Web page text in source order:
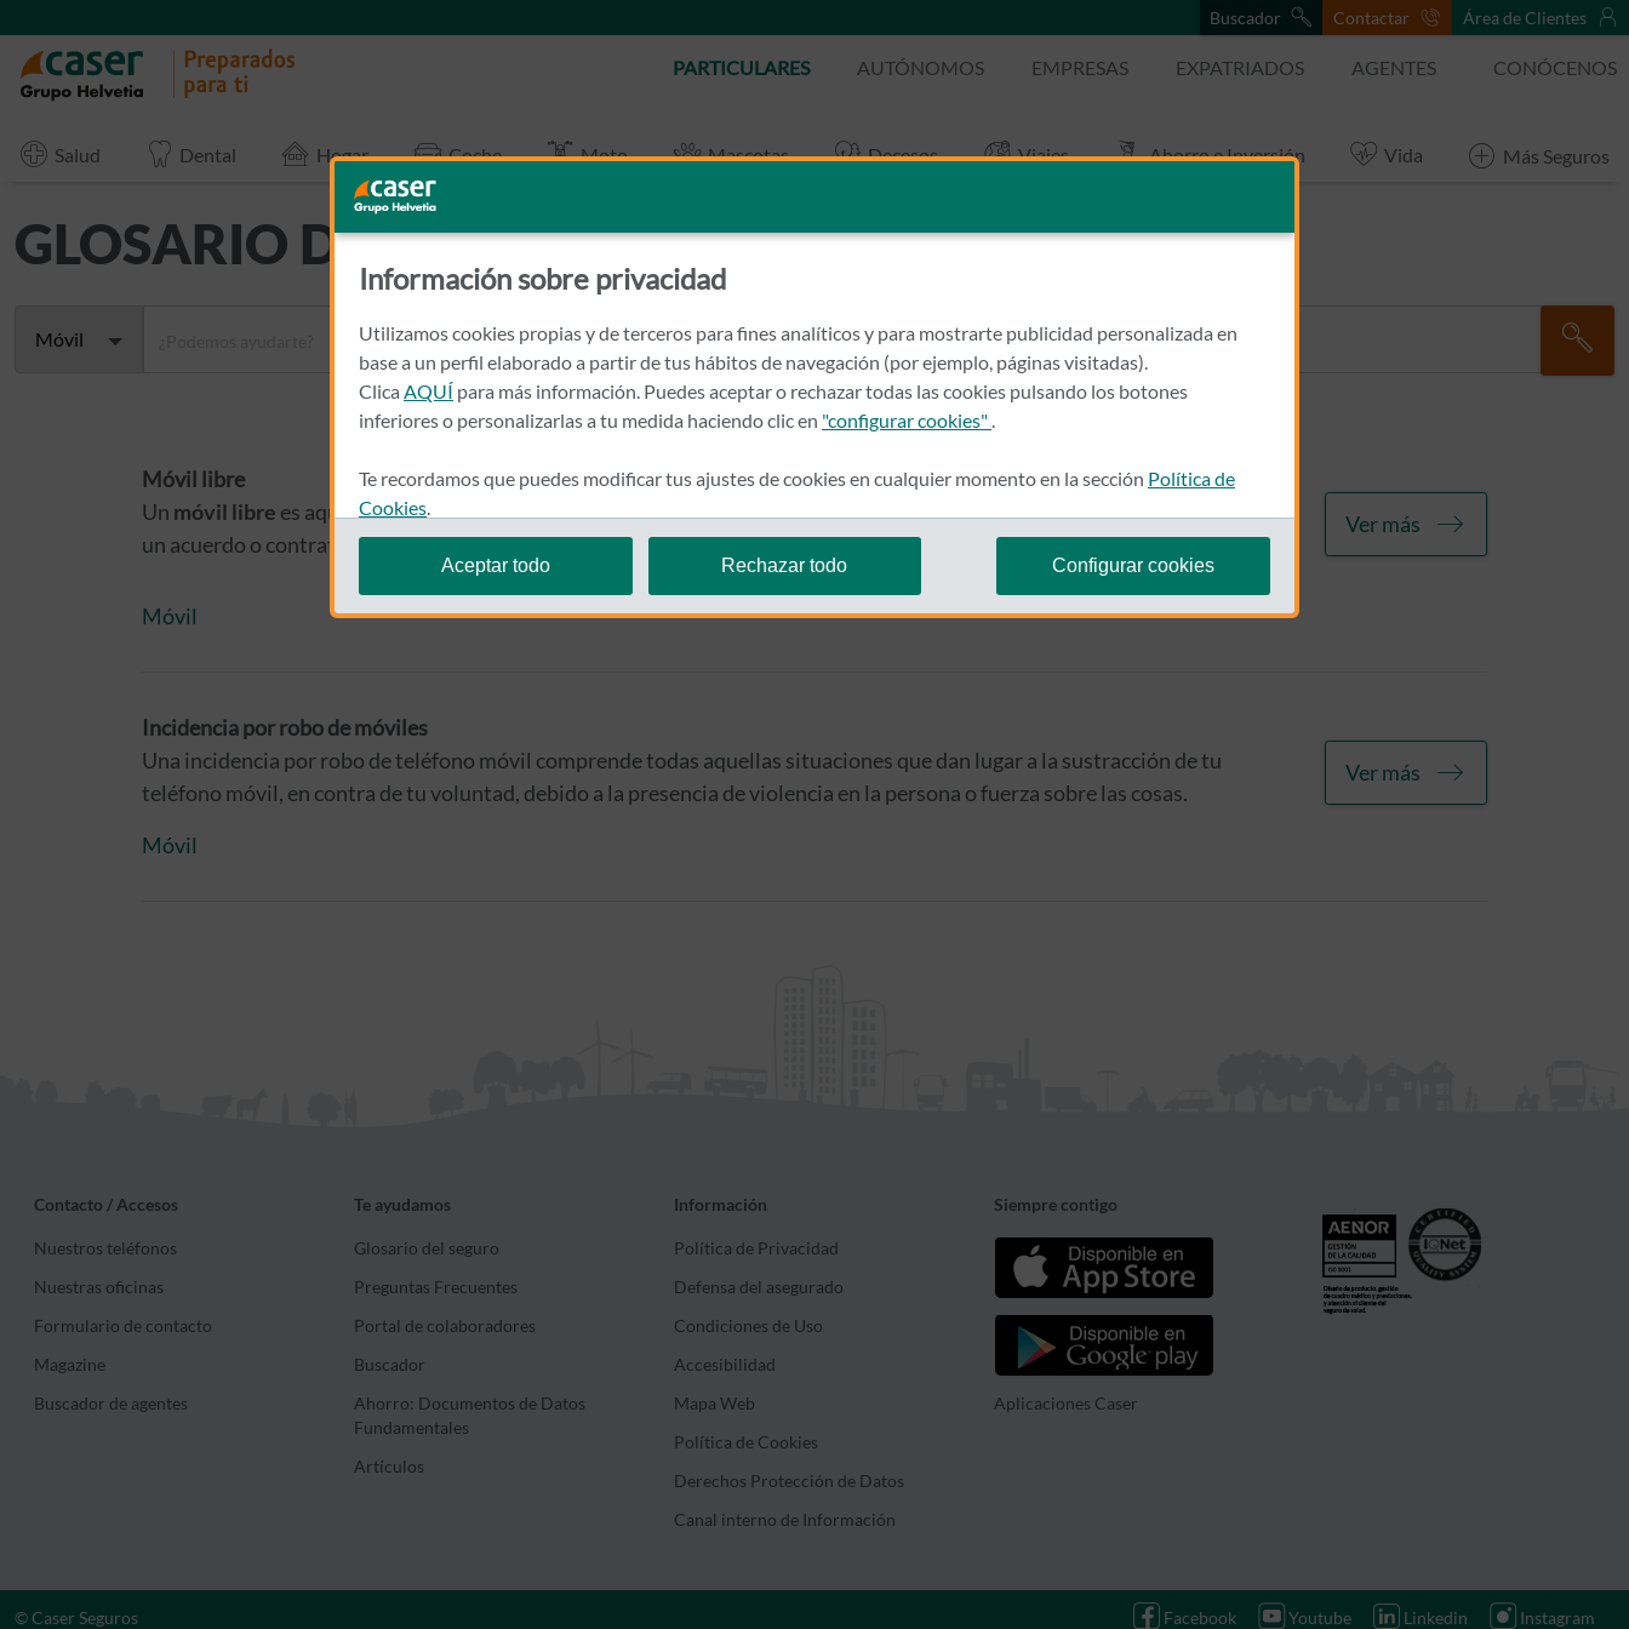
Buscador Contactar Área de Clientes
PARTICULARES
Salud Dental Hogar Coche Moto Mascotas Decesos Viajes Ahorro e Inversión Vida Más Seguros
AUTÓNOMOS EMPRESAS EXPATRIADOS AGENTES CONÓCENOS
GLOSARIO DE SEGUROS DE MÓVIL
Móvil
Móvil libre
Un móvil libre es aquel dispositivo que has adquirido de forma totalmente independiente, es decir, sin estar supeditado a
un acuerdo o contrato de fidelización o permanencia con tu operadora telefónica.
Móvil
Ver más
Incidencia por robo de móviles
Una incidencia por robo de teléfono móvil comprende todas aquellas situaciones que dan lugar a la sustracción de tu
teléfono móvil, en contra de tu voluntad, debido a la presencia de violencia en la persona o fuerza sobre las cosas.
Móvil
Ver más
Contacto / Accesos
Nuestros teléfonos
Nuestras oficinas
Formulario de contacto
Magazine
Buscador de agentes
Te ayudamos
Glosario del seguro
Preguntas Frecuentes
Portal de colaboradores
Buscador
Ahorro: Documentos de Datos
Fundamentales
Artículos
Información
Política de Privacidad
Defensa del asegurado
Condiciones de Uso
Accesibilidad
Mapa Web
Política de Cookies
Derechos Protección de Datos
Canal interno de Información
Siempre contigo
Aplicaciones Caser
© Caser Seguros Facebook Youtube Linkedin Instagram
Información sobre privacidad
Utilizamos cookies propias y de terceros para fines analíticos y para mostrarte publicidad personalizada en
base a un perfil elaborado a partir de tus hábitos de navegación (por ejemplo, páginas visitadas).
Clica AQUÍ para más información. Puedes aceptar o rechazar todas las cookies pulsando los botones
inferiores o personalizarlas a tu medida haciendo clic en "configurar cookies" .
Te recordamos que puedes modificar tus ajustes de cookies en cualquier momento en la sección Política de
Cookies.
Aceptar todo Rechazar todo Configurar cookies